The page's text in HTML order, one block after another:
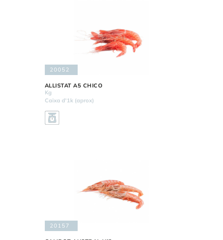
20052
ALLISTAT A5 CHICO
Kg
Caixa d'1k (aprox)
20157